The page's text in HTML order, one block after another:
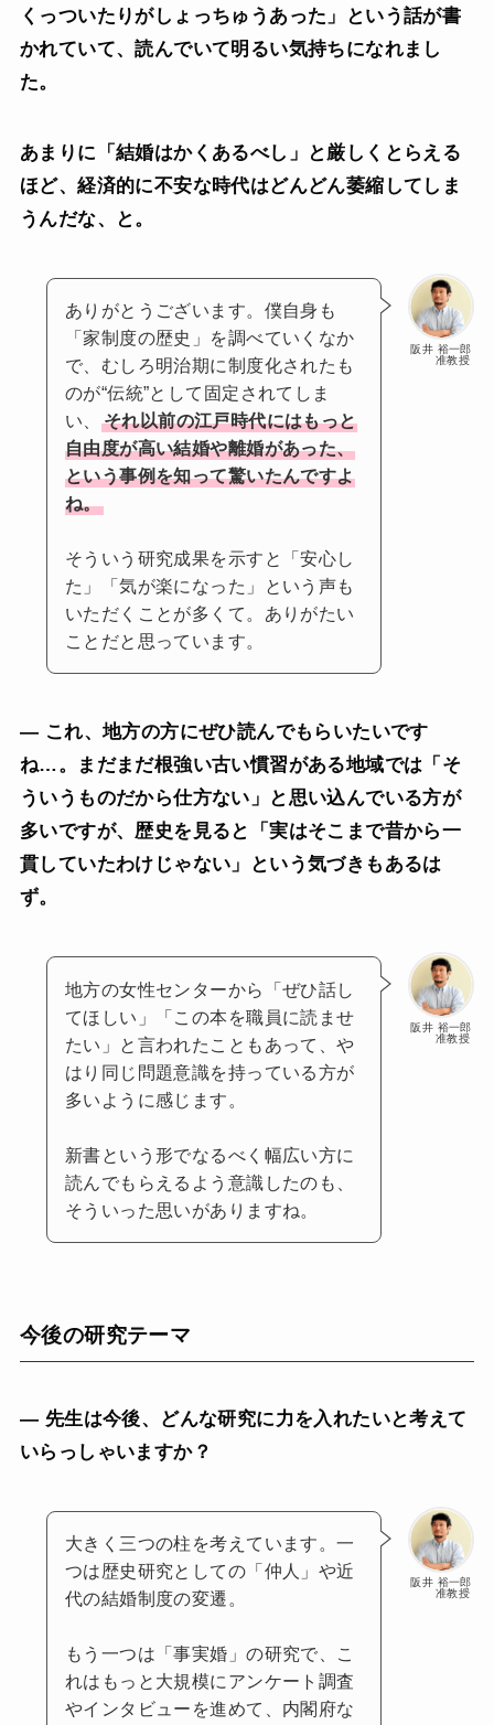
くっついたりがしょっちゅうあった」という話が書
かれていて、読んでいて明るい気持ちになれまし
た。
あまりに「結婚はかくあるべし」と厳しくとらえる
ほど、経済的に不安な時代はどんどん萎縮してしま
うんだな、と。
阪井 裕一郎
准教授
ありがとうございます。僕自身も
「家制度の歴史」を調べていくなか
で、むしろ明治期に制度化されたも
のが“伝統”として固定されてしま
い、
それ以前の江戸時代にはもっと
自由度が高い結婚や離婚があった、
という事例を知って驚いたんですよ
ね。
そういう研究成果を示すと「安心し
た」「気が楽になった」という声も
いただくことが多くて。ありがたい
ことだと思っています。
— これ、地方の方にぜひ読んでもらいたいです
ね…。まだまだ根強い古い慣習がある地域では「そ
ういうものだから仕方ない」と思い込んでいる方が
多いですが、歴史を見ると「実はそこまで昔から一
貫していたわけじゃない」という気づきもあるは
ず。
阪井 裕一郎
准教授
地方の女性センターから「ぜひ話し
てほしい」「この本を職員に読ませ
たい」と言われたこともあって、や
はり同じ問題意識を持っている方が
多いように感じます。
新書という形でなるべく幅広い方に
読んでもらえるよう意識したのも、
そういった思いがありますね。
今後の研究テーマ
— 先生は今後、どんな研究に力を入れたいと考えて
いらっしゃいますか？
阪井 裕一郎
准教授
大きく三つの柱を考えています。一
つは歴史研究としての「仲人」や近
代の結婚制度の変遷。
もう一つは「事実婚」の研究で、こ
れはもっと大規模にアンケート調査
やインタビューを進めて、内閣府な